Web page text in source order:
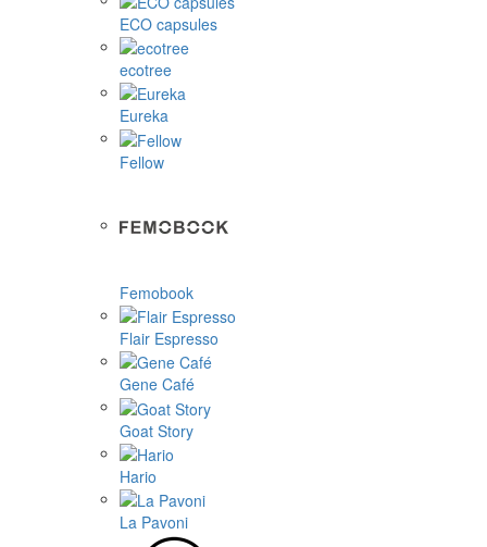
ECO capsules
ecotree
Eureka
Fellow
Femobook
Flair Espresso
Gene Café
Goat Story
Hario
La Pavoni